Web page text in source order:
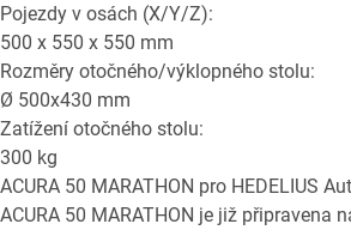
Pojezdy v osách (X/Y/Z):
500 x 550 x 550 mm
Rozměry otočného/výklopného stolu:
Ø 500x430 mm
Zatížení otočného stolu:
300 kg
ACURA 50 MARATHON pro HEDELIUS
ACURA 50 MARATHON je již připravena